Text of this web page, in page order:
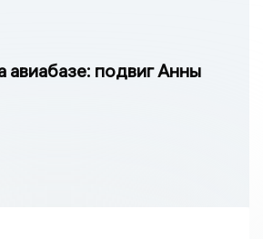
авиабазе: подвиг Анны